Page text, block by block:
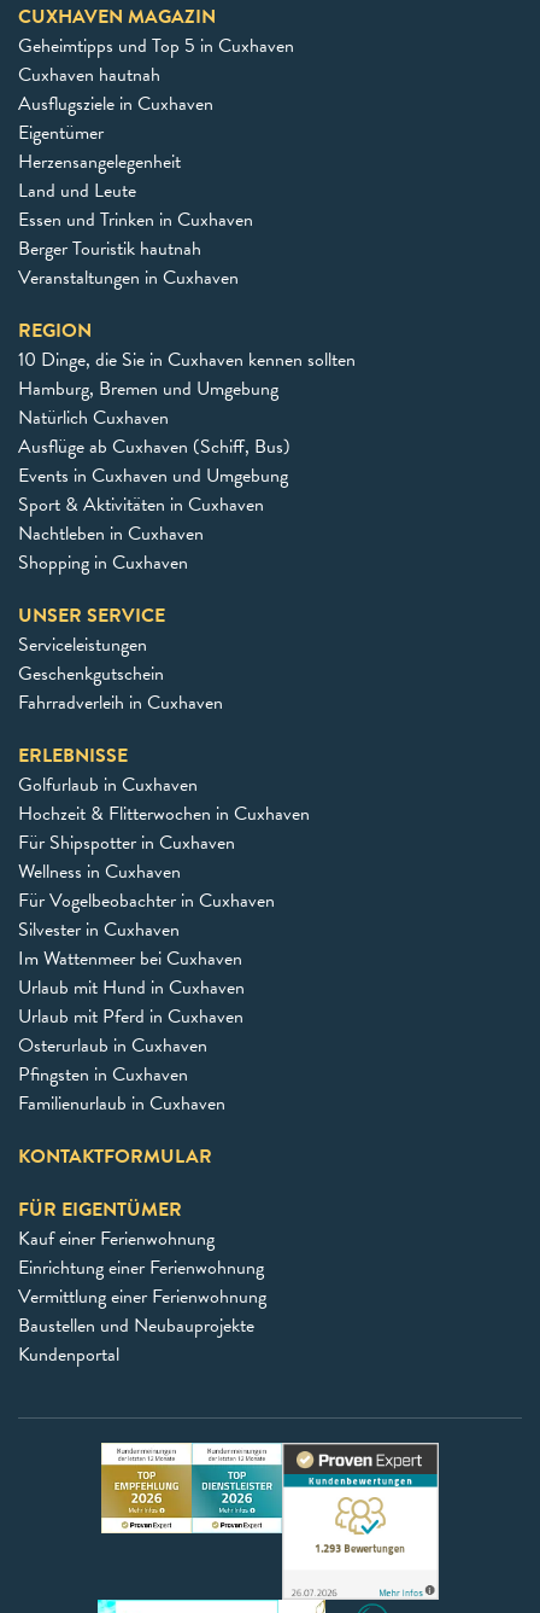
CUXHAVEN MAGAZIN
Geheimtipps und Top 5 in Cuxhaven
Cuxhaven hautnah
Ausflugsziele in Cuxhaven
Eigentümer
Herzensangelegenheit
Land und Leute
Essen und Trinken in Cuxhaven
Berger Touristik hautnah
Veranstaltungen in Cuxhaven
REGION
10 Dinge, die Sie in Cuxhaven kennen sollten
Hamburg, Bremen und Umgebung
Natürlich Cuxhaven
Ausflüge ab Cuxhaven (Schiff, Bus)
Events in Cuxhaven und Umgebung
Sport & Aktivitäten in Cuxhaven
Nachtleben in Cuxhaven
Shopping in Cuxhaven
UNSER SERVICE
Serviceleistungen
Geschenkgutschein
Fahrradverleih in Cuxhaven
ERLEBNISSE
Golfurlaub in Cuxhaven
Hochzeit & Flitterwochen in Cuxhaven
Für Shipspotter in Cuxhaven
Wellness in Cuxhaven
Für Vogelbeobachter in Cuxhaven
Silvester in Cuxhaven
Im Wattenmeer bei Cuxhaven
Urlaub mit Hund in Cuxhaven
Urlaub mit Pferd in Cuxhaven
Osterurlaub in Cuxhaven
Pfingsten in Cuxhaven
Familienurlaub in Cuxhaven
KONTAKTFORMULAR
FÜR EIGENTÜMER
Kauf einer Ferienwohnung
Einrichtung einer Ferienwohnung
Vermittlung einer Ferienwohnung
Baustellen und Neubauprojekte
Kundenportal